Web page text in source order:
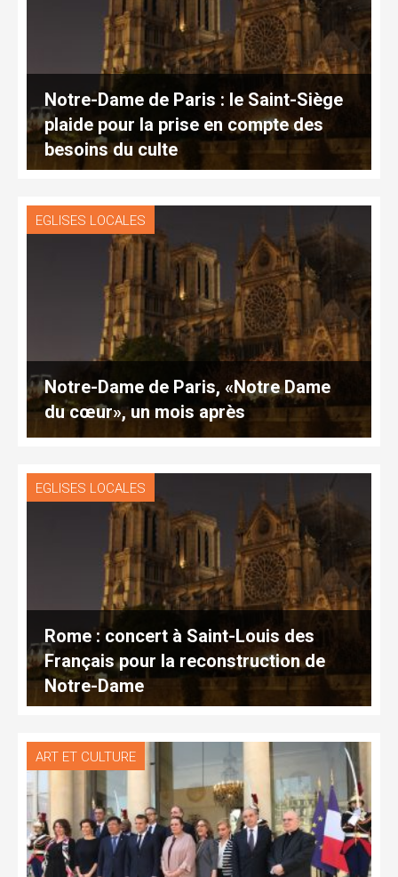
Notre-Dame de Paris : le Saint-Siège
plaide pour la prise en compte des
besoins du culte
EGLISES LOCALES
Notre-Dame de Paris, «Notre Dame
du cœur», un mois après
EGLISES LOCALES
Rome : concert à Saint-Louis des
Français pour la reconstruction de
Notre-Dame
ART ET CULTURE